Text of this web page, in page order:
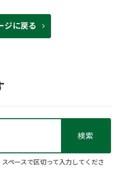
ジに戻る
ペースで区切って入力してくださ